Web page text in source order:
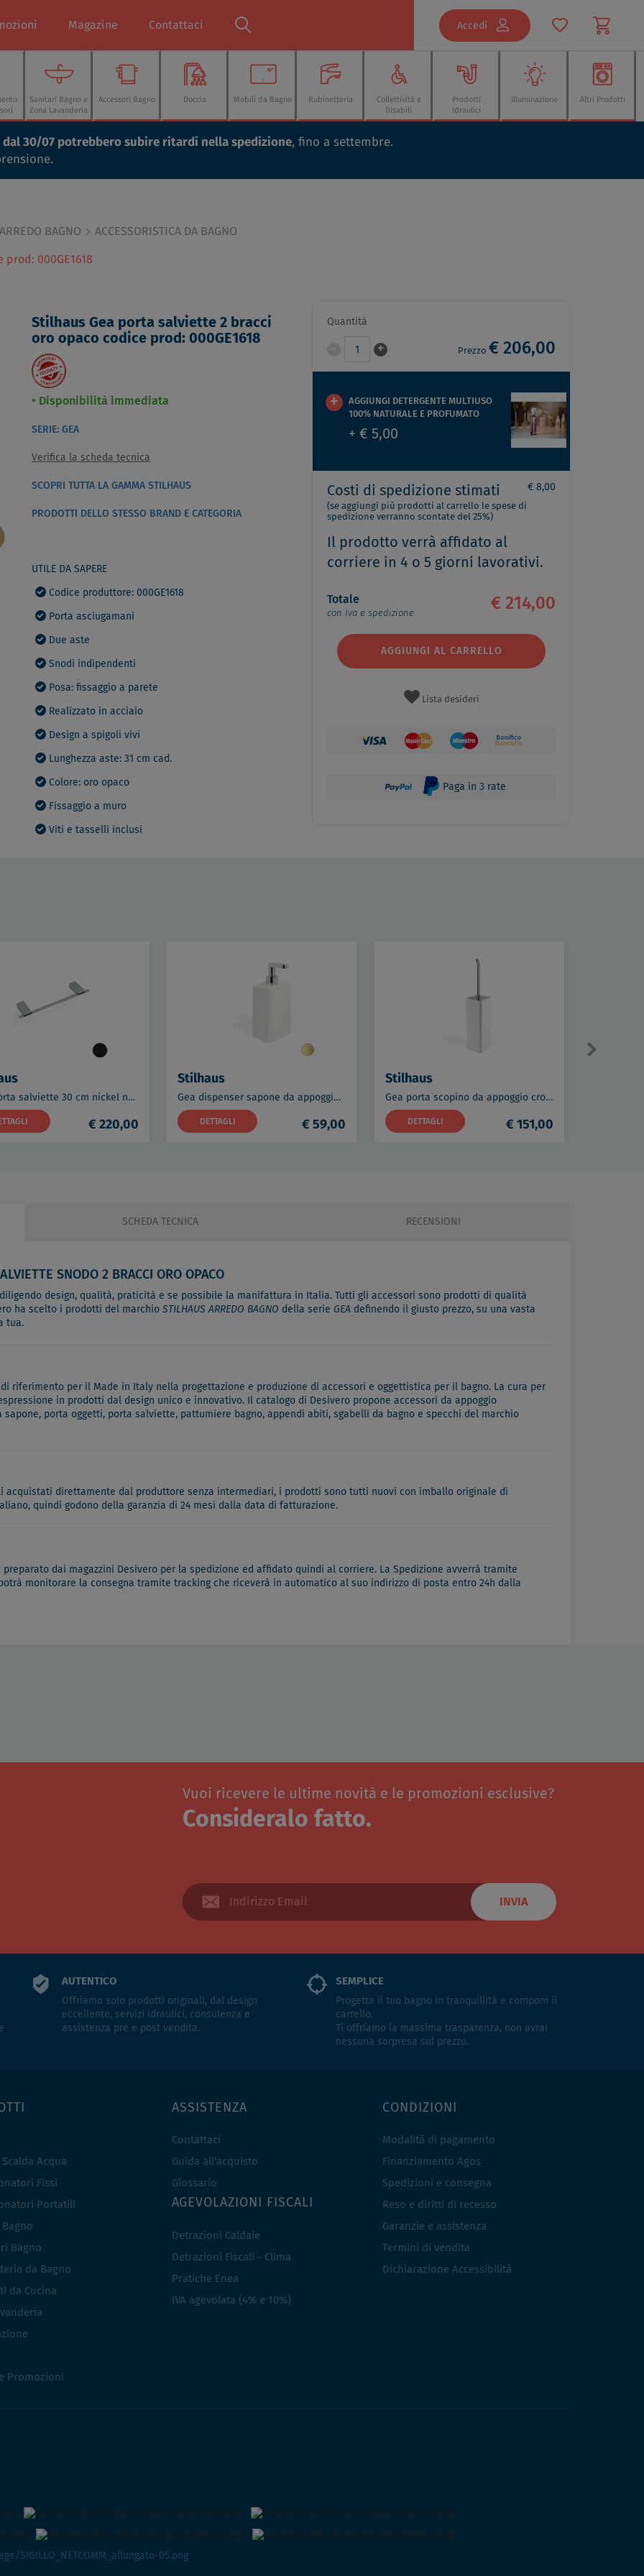
Magazine Contattaci Accedi
Sanitari Bagno e
Zona Lavanderia
Accessori Bagno Doccia Mobili da Bagno Rubinetteria
Collettività e
Disabili
Prodotti
Idraulici
Illuminazione Altri Prodotti
30/07 potrebbero subire ritardi nella spedizione, fino a settembre.
BAGNO
ACCESSORISTICA DA BAGNO
000GE1618
Stilhaus Gea porta salviette 2 bracci
oro opaco codice prod: 000GE1618
Disponibilità immediata
SERIE: GEA
Verifica la scheda tecnica
SCOPRI TUTTA LA GAMMA STILHAUS
PRODOTTI DELLO STESSO BRAND E CATEGORIA
UTILE DA SAPERE
Codice produttore: 000GE1618
Porta asciugamani
Due aste
Snodi indipendenti
Posa: fissaggio a parete
Realizzato in acciaio
Design a spigoli vivi
Lunghezza aste: 31 cm cad.
Colore: oro opaco
Fissaggio a muro
Viti e tasselli inclusi
Quantità
1 + Prezzo € 206,00
AGGIUNGI DETERGENTE MULTIUSO
100% NATURALE E PROFUMATO
+ € 5,00
Costi di spedizione stimati € 8,00
(se aggiungi più prodotti al carrello le spese di
spedizione verranno scontate del 25%)
Il prodotto verrà affidato al
corriere in 4 o 5 giorni lavorativi.
Totale
con Iva e spedizione
€ 214,00
AGGIUNGI AL CARRELLO
Lista desideri
Paga in 3 rate
Gea porta salviette 30 cm nickel nero satinato codice prod: 000GE0657
€ 220,00
Stilhaus
Gea dispenser sapone da appoggio dosatore oro opaco codice prod: 000GE30AP18
DETTAGLI € 59,00
Stilhaus
Gea porta scopino da appoggio cromato codice prod: 000GE03908
DETTAGLI € 151,00
SCHEDA TECNICA RECENSIONI
SNODO 2 BRACCI ORO OPACO
design, qualità, praticità e se possibile la manifattura in Italia. Tutti gli accessori sono prodotti di qualità
ha scelto i prodotti del marchio STILHAUS ARREDO BAGNO della serie GEA definendo il giusto prezzo, su una vasta
tua.
riferimento per il Made in Italy nella progettazione e produzione di accessori e oggettistica per il bagno. La cura per
in prodotti dal design unico e innovativo. Il catalogo di Desivero propone accessori da appoggio
porta oggetti, porta salviette, pattumiere bagno, appendi abiti, sgabelli da bagno e specchi del marchio
acquistati direttamente dal produttore senza intermediari, i prodotti sono tutti nuovi con imballo originale di
quindi godono della garanzia di 24 mesi dalla data di fatturazione.
dai magazzini Desivero per la spedizione ed affidato quindi al corriere. La Spedizione avverrà tramite
potrà monitorare la consegna tramite tracking che riceverà in automatico al suo indirizzo di posta entro 24h dalla
Vuoi ricevere le ultime novità e le promozioni esclusive?
Consideralo fatto.
INVIA
AUTENTICO
Offriamo solo prodotti originali, dal design
eccellente, servizi idraulici, consulenza e
assistenza pre e post vendita.
SEMPLICE
Progetta il tuo bagno in tranquillità e componi il
carrello.
Ti offriamo la massima trasparenza, non avrai
nessuna sorpresa sul prezzo.
Acqua
Fissi
Portatili
Bagno
da Bagno
da Cucina
Promozioni
ASSISTENZA
Contattaci
Guida all'acquisto
Glossario
AGEVOLAZIONI FISCALI
Detrazioni Caldaie
Detrazioni Fiscali - Clima
Pratiche Enea
IVA agevolata (4% e 10%)
CONDIZIONI
Modalità di pagamento
Finanziamento Agos
Spedizioni e consegna
Reso e diritti di recesso
Garanzie e assistenza
Termini di vendita
Dichiarazione Accessibilità